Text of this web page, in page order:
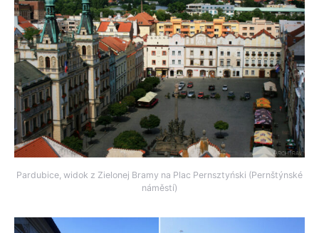
Pardubice, widok z Zielonej Bramy na Plac Pernsztyński (Pernštýnské
náměstí)